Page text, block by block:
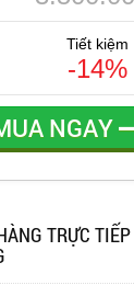
Tiết kiệm
-14%
NGAY
TRỰC